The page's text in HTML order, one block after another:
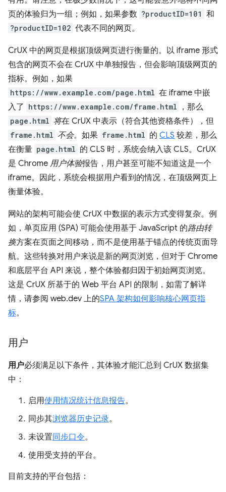
页的体验归为一组；例如，如果参数 ?productID=101 和
?productID=102 代表不同的网页。
CrUX 中的网页是根据顶级网页进行衡量的。以 iframe 形式
包含的网页不会在 CrUX 中单独报告，但会影响顶级网页的
指标。例如，如果
https://www.example.com/page.html 在 iframe 中嵌
入了 https://www.example.com/frame.html ，那么
page.html 将在 CrUX 中表示（符合其他资格条件），但
frame.html 不会。如果 frame.html 的 CLS 较差，那么
在衡量 page.html 的 CLS 时，系统会纳入该 CLS。CrUX
是 Chrome 用户体验报告，用户甚至可能不知道这是一个
iframe。因此，系统会根据用户看到的情况，在顶级网页上
衡量体验。
网站的架构可能会使 CrUX 中数据的表示方式变得复杂。例
如，单页应用 (SPA) 可能会使用基于 JavaScript 的路由转
换方案在页面之间移动，而不是使用基于锚点的传统页面导
航。这些转换对用户来说是新的网页浏览，但对于 Chrome
和底层平台 API 来说，整个体验都归因于初始网页浏览。
这是 CrUX 所基于的 Web 平台 API 的限制，如需了解详
情，请参阅 web.dev 上的SPA 架构如何影响核心网页指
标。
用户
用户必须满足以下条件，其体验才能汇总到 CrUX 数据集
中：
启用使用情况统计信息报告。
同步其浏览器历史记录。
未设置同步口令。
使用受支持的平台。
目前支持的平台包括：